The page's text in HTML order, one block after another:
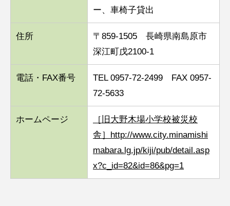
ー、車椅子貸出
住所
〒859-1505 長崎県南島原市
深江町戊2100-1
電話・FAX番号
TEL 0957-72-2499 FAX 0957-
72-5633
ホームページ
［旧大野木場小学校被災校
舎］http://www.city.minamishi
mabara.lg.jp/kiji/pub/detail.asp
x?c_id=82&id=86&pg=1